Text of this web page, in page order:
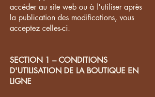
accéder au site web ou à l'utiliser après
la publication des modifications, vous
acceptez celles-ci.
SECTION 1 – CONDITIONS
D'UTILISATION DE LA BOUTIQUE EN
LIGNE